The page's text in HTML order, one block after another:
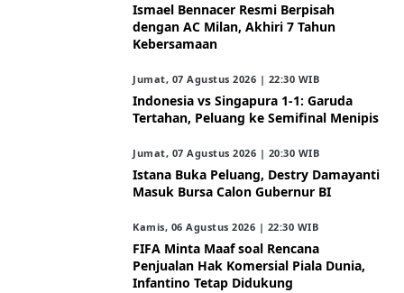
Ismael Bennacer Resmi Berpisah
dengan AC Milan, Akhiri 7 Tahun
Kebersamaan
Jumat, 07 Agustus 2026 | 22:30 WIB
Indonesia vs Singapura 1-1: Garuda
Tertahan, Peluang ke Semifinal Menipis
Jumat, 07 Agustus 2026 | 20:30 WIB
Istana Buka Peluang, Destry Damayanti
Masuk Bursa Calon Gubernur BI
Kamis, 06 Agustus 2026 | 22:30 WIB
FIFA Minta Maaf soal Rencana
Penjualan Hak Komersial Piala Dunia,
Infantino Tetap Didukung